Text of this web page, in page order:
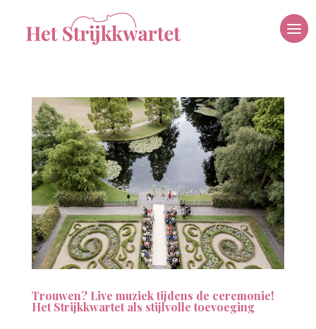
Trouwen? Live muziek tijdens de ceremonie!
Het Strijkkwartet als stijlvolle toevoeging